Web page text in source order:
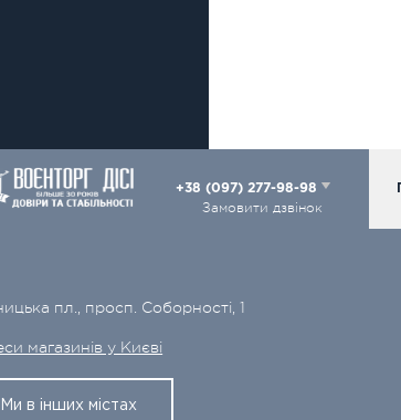
+38 (097) 277-98-98
Замовити дзвінок
пл., просп. Соборності, 1
магазинів у Києві
Ми в інших містах